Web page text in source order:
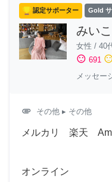
認定サポーター Gold
みい
女性 / 40
sentiment_satisfied 691
メッセー
attachment その他 ▸ その他
メルカリ 楽天
オンライン